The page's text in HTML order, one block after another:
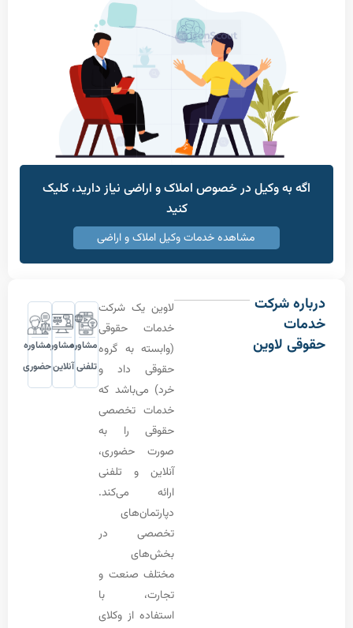
به وکیل در خصوص املاک و اراضی نیاز دارید، کلیک
مشاهده خدمات وکیل املاک و اراضی
شرکت
لاوین
لاوین یک شرکت
خدمات حقوقی
(وابسته به گروه
حقوقی داد و
خرد) می‌باشد که
خدمات تخصصی
حقوقی را به
صورت حضوری،
آنلاین و تلفنی
ارائه می‌کند.
تخصصی در
مختلف صنعت و
تجارت، با
استفاده از وکلای
مشاوره
تلفنی
مشاوره
آنلاین
مشاوره
حضوری